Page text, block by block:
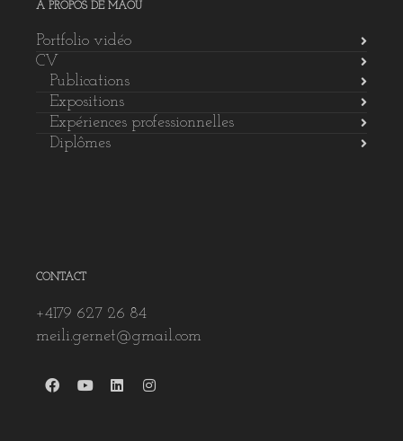
À PROPOS DE MAOU
Portfolio vidéo
CV
Publications
Expositions
Expériences professionnelles
Diplômes
CONTACT
+4179 627 26 84
meili.gernet@gmail.com